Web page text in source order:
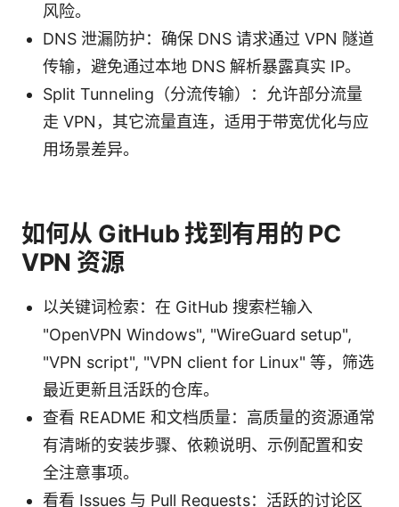
风险。
DNS 泄漏防护：确保 DNS 请求通过 VPN 隧道
传输，避免通过本地 DNS 解析暴露真实 IP。
Split Tunneling（分流传输）：允许部分流量
走 VPN，其它流量直连，适用于带宽优化与应
用场景差异。
如何从 GitHub 找到有用的 PC
VPN 资源
以关键词检索：在 GitHub 搜索栏输入
"OpenVPN Windows", "WireGuard setup",
"VPN script", "VPN client for Linux" 等，筛选
最近更新且活跃的仓库。
查看 README 和文档质量：高质量的资源通常
有清晰的安装步骤、依赖说明、示例配置和安
全注意事项。
看看 Issues 与 Pull Requests：活跃的讨论区